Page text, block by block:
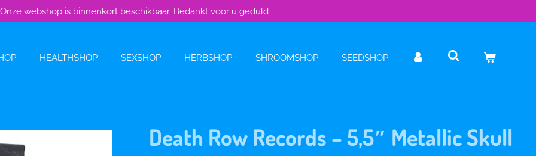
Onze webshop is binnenkort beschikbaar. Bedankt voor u geduld
HEALTHSHOP SEXSHOP HERBSHOP SHROOMSHOP SEEDSHOP
Death Row Records – 5,5″ Metallic Skull